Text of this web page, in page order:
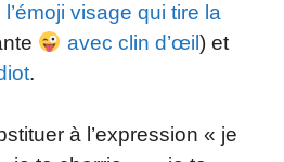
l’émoji visage qui tire la
avec clin d’œil ) et
.
à l’expression « je